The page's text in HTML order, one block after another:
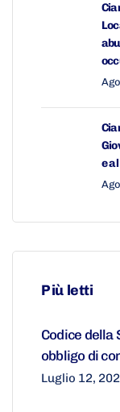
e
Più letti
Codice della
obbligo di
Luglio 12,